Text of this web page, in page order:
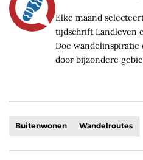
Elke maand
tijdschrift Landleven
Doe
door bijzondere
Buitenwonen Wandelroutes